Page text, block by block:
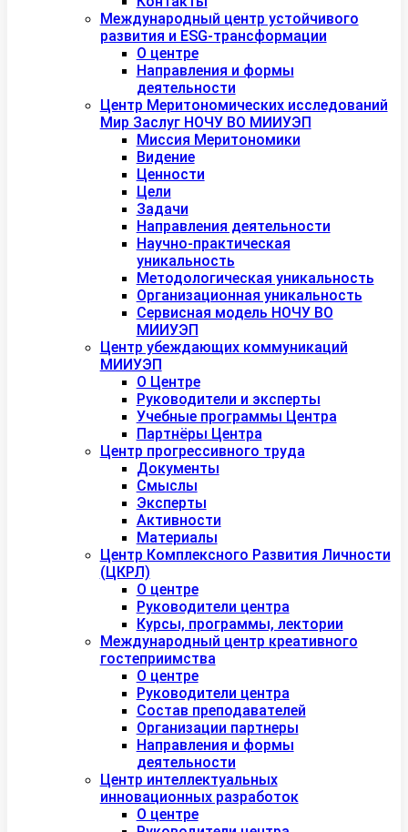
Международный центр устойчивого
развития и ESG-трансформации
О центре
Направления и формы
деятельности
Центр Меритономических исследований
Мир Заслуг НОЧУ ВО МИИУЭП
Миссия Меритономики
Видение
Ценности
Цели
Задачи
Направления деятельности
Научно-практическая
уникальность
Методологическая уникальность
Организационная уникальность
Сервисная модель НОЧУ ВО
МИИУЭП
Центр убеждающих коммуникаций
МИИУЭП
О Центре
Руководители и эксперты
Учебные программы Центра
Партнёры Центра
Центр прогрессивного труда
Документы
Смыслы
Эксперты
Активности
Материалы
Центр Комплексного Развития Личности
(ЦКРЛ)
О центре
Руководители центра
Курсы, программы, лектории
Международный центр креативного
гостеприимства
О центре
Руководители центра
Состав преподавателей
Организации партнеры
Направления и формы
деятельности
Центр интеллектуальных
инновационных разработок
О центре